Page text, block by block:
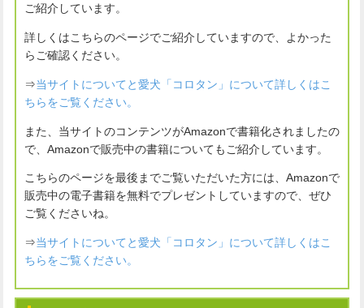
ご紹介しています。
詳しくはこちらのページでご紹介していますので、よかった
らご確認ください。
⇒当サイトについてと愛犬「コロタン」について詳しくはこ
ちらをご覧ください。
また、当サイトのコンテンツがAmazonで書籍化されましたの
で、Amazonで販売中の書籍についてもご紹介しています。
こちらのページを最後までご覧いただいた方には、Amazonで
販売中の電子書籍を無料でプレゼントしていますので、ぜひ
ご覧くださいね。
⇒当サイトについてと愛犬「コロタン」について詳しくはこ
ちらをご覧ください。